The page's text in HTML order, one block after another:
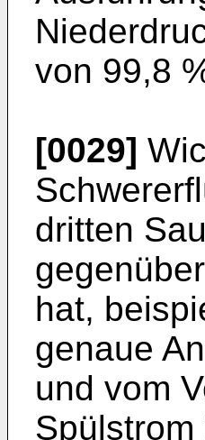
von 99,8
[0029]
dritten
hat,
genaue
und vom